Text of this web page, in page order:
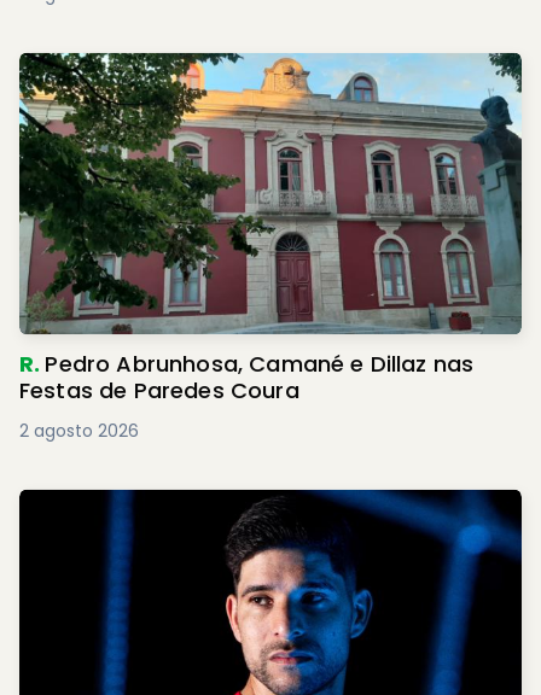
R. Pedro Abrunhosa, Camané e Dillaz nas
Festas de Paredes Coura
2 agosto 2026